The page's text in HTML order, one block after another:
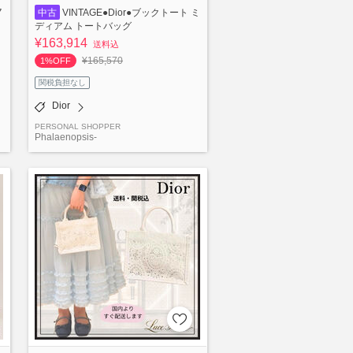
中古 VINTAGE●Dior●ブックトート ミ
ディアム トートバッグ
¥163,914 送料込
1%OFF
¥165,570
関税負担なし
Dior
PERSONAL SHOPPER
Phalaenopsis-